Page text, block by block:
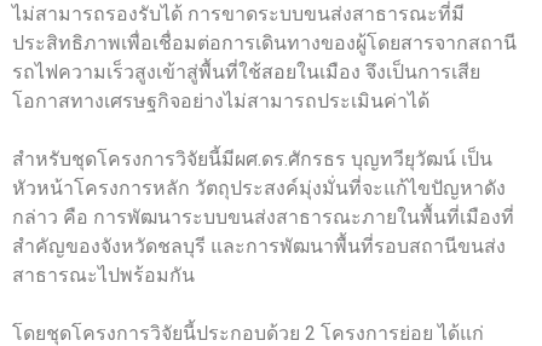
ไม่สามารถรองรับได้ การขาดระบบขนส่งสาธารณะที่มี
ประสิทธิภาพเพื่อเชื่อมต่อการเดินทางของผู้โดยสารจากสถานี
รถไฟความเร็วสูงเข้าสู่พื้นที่ใช้สอยในเมือง จึงเป็นการเสีย
โอกาสทางเศรษฐกิจอย่างไม่สามารถประเมินค่าได้
สำหรับชุดโครงการวิจัยนี้มีผศ.ดร.ศักรธร บุญทวียุวัฒน์ เป็น
หัวหน้าโครงการหลัก วัตถุประสงค์มุ่งมั่นที่จะแก้ไขปัญหาดัง
กล่าว คือ การพัฒนาระบบขนส่งสาธารณะภายในพื้นที่เมืองที่
สําคัญของจังหวัดชลบุรี และการพัฒนาพื้นที่รอบสถานีขนส่ง
สาธารณะไปพร้อมกัน
โดยชุดโครงการวิจัยนี้ประกอบด้วย 2 โครงการย่อย ได้แก่